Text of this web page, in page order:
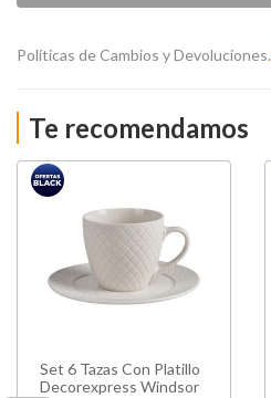
Políticas de Cambios y Devoluciones.
Te recomendamos
Set 6 Tazas Con Platillo
Decorexpress Windsor